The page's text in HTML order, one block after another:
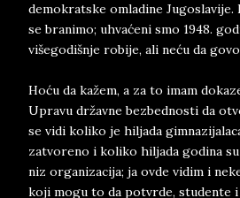
demokratske omladine
se branimo; uhvaćeni smo 1948.
višegodišnje robije, ali neću da
Hoću da kažem, a za to imam
Upravu državne bezbednosti da
se vidi koliko je hiljada
zatvoreno i koliko hiljada godina
niz organizacija; ja ovde vidim i
koji mogu to da potvrde, studente